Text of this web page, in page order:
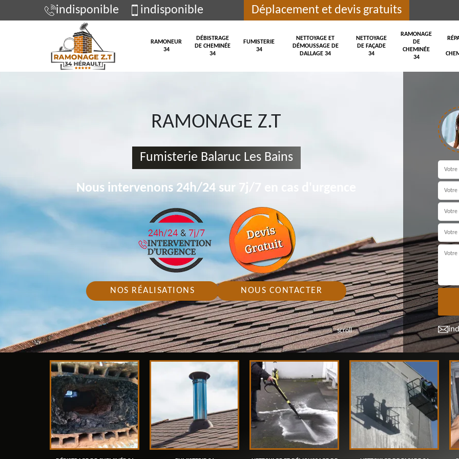
indisponible indisponible Déplacement et devis gratuits
RAMONEUR
34
DÉBISTRAGE
DE CHEMINÉE
34
FUMISTERIE
34
NETTOYAGE ET
DÉMOUSSAGE DE
DALLAGE 34
NETTOYAGE
DE FAÇADE
34
RAMONAGE
DE
CHEMINÉE
34
scroll
RAMONAGE Z.T
Fumisterie Balaruc Les Bains
Nous intervenons 24h/24 sur 7j/7 en cas d'urgence
NOS RÉALISATIONS NOUS CONTACTER